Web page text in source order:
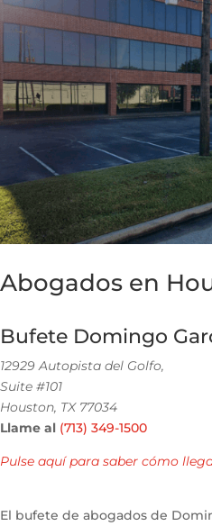
Abogados en
Bufete Domingo
12929 Autopista del Golfo,
Suite #101
Houston, TX 77034
Llame al (713) 349-1500
Pulse aquí para saber cómo
El bufete de abogados de